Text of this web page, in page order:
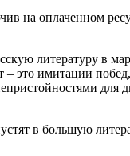
на оплаченном
литературу в
это имитации
для
в большую